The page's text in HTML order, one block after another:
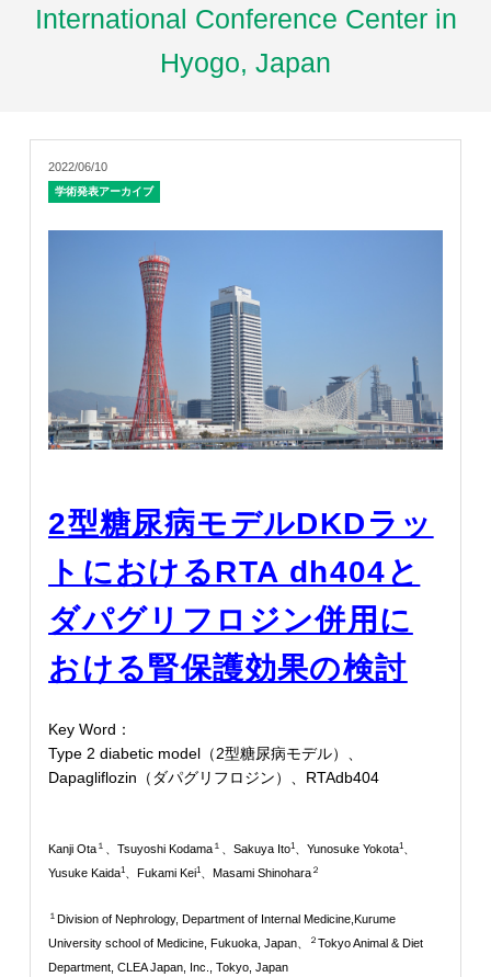
International Conference Center in
Hyogo, Japan
2022/06/10
学術発表アーカイブ
2型糖尿病モデルDKDラッ
トにおけるRTA dh404と
ダパグリフロジン併用に
おける腎保護効果の検討
Key Word：
Type 2 diabetic model（2型糖尿病モデル）、
Dapagliflozin（ダパグリフロジン）、RTAdb404
Kanji Ota １ 、Tsuyoshi Kodama １ 、Sakuya Ito1 、Yunosuke Yokota1
Yusuke Kaida1 、Fukami Kei1 、Masami Shinohara ２
１Division of Nephrology, Department of Internal Medicine,Kurume
University school of Medicine, Fukuoka, Japan、
２Tokyo Animal & Diet
Department, CLEA Japan, Inc., Tokyo, Japan